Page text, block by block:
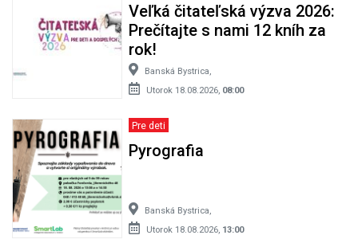
Veľká čitateľská výzva 2026:
Prečítajte s nami 12 kníh za
rok!
Banská Bystrica,
Utorok 18.08.2026, 08:00
Pre deti
Pyrografia
Banská Bystrica,
Utorok 18.08.2026, 13:00